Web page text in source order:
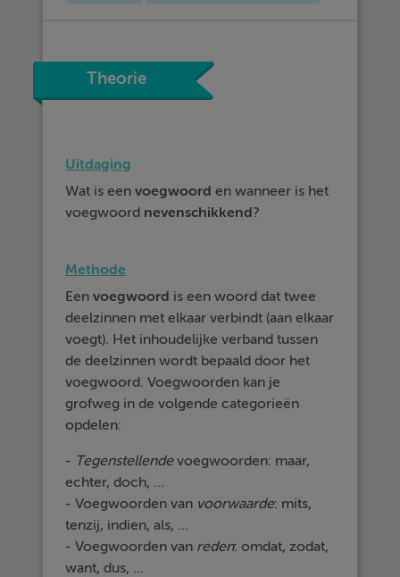
Theorie
Uitdaging
Wat is eenvoegwoord en wanneer is het
voegwoord nevenschikkend?
Methode
Eenvoegwoord is een woord dat twee
deelzinnen met elkaar verbindt (aan elkaar
voegt). Het inhoudelijke verband tussen
de deelzinnen wordt bepaald door het
voegwoord. Voegwoorden kan je
grofweg in de volgende categorieën
opdelen:
- Tegenstellendevoegwoorden: maar,
echter, doch, ...
- Voegwoorden van voorwaarde: mits,
tenzij, indien, als, ...
- Voegwoorden van reden: omdat, zodat,
want, dus, ...